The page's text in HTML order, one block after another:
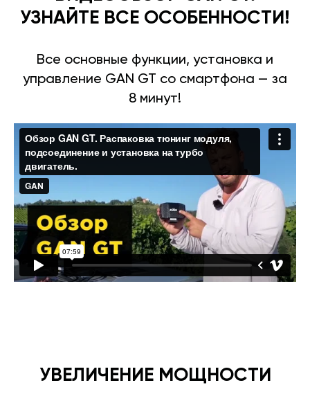
УЗНАЙТЕ ВСЕ ОСОБЕННОСТИ!
Все основные функции, установка и
управление GAN GT со смартфона — за
8 минут!
УВЕЛИЧЕНИЕ МОЩНОСТИ